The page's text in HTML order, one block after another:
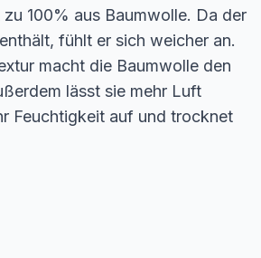
100% aus Baumwolle. Da der
fühlt er sich weicher an.
macht die Baumwolle den
lässt sie mehr Luft
Feuchtigkeit auf und trocknet